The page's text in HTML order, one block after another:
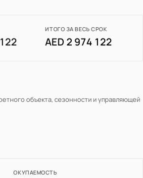
ИТОГО ЗА ВЕСЬ СРОК
AED 2 974 122
объекта, сезонности и управляющей
ОКУПАЕМОСТЬ